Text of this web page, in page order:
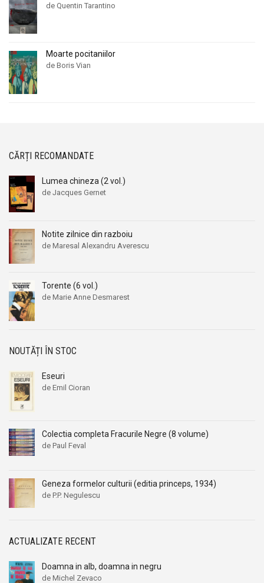
de Quentin Tarantino
Moarte pocitaniilor
de Boris Vian
CĂRȚI RECOMANDATE
Lumea chineza (2 vol.)
de Jacques Gernet
Notite zilnice din razboiu
de Maresal Alexandru Averescu
fost:
260,00 lei.
239,00 lei.
Torente (6 vol.)
de Marie Anne Desmarest
159,00 lei.
NOUTĂȚI ÎN STOC
Eseuri
de Emil Cioran
Colectia completa Fracurile Negre (8 volume)
de Paul Feval
Geneza formelor culturii (editia princeps, 1934)
de P.P. Negulescu
ACTUALIZATE RECENT
Doamna in alb, doamna in negru
de Michel Zevaco